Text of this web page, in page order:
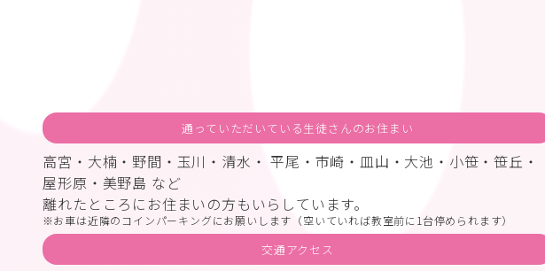
通っていただいている生徒さんのお住まい
高宮・大楠・野間・玉川・清水・ 平尾・市崎・皿山・大池・小笹・笹丘・
屋形原・美野島 など
離れたところにお住まいの方もいらしています。
お車は近隣のコインパーキングにお願いします（空いていれば教室前に1台停められます）
交通アクセス